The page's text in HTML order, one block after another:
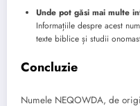
Unde pot găsi mai multe
Informațiile despre acest
texte biblice și studii
Concluzie
Numele NEQOWDA, de